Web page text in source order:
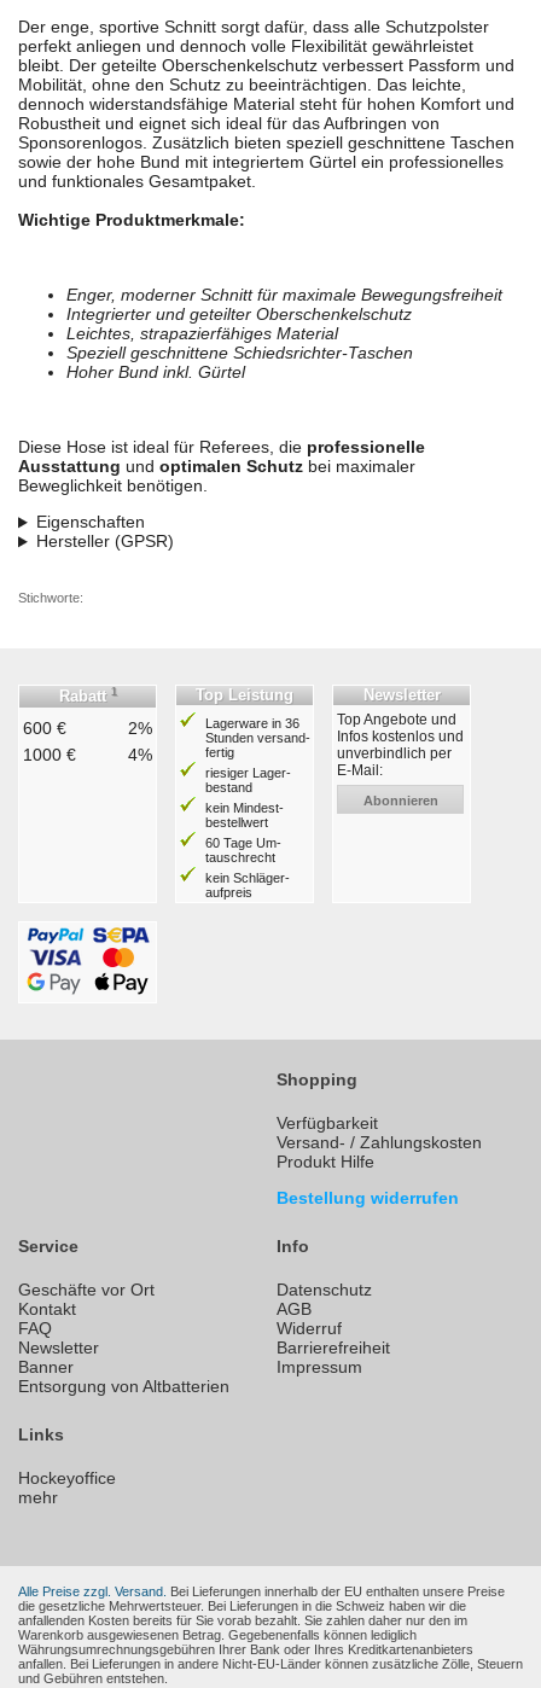
Der enge, sportive Schnitt sorgt dafür, dass alle Schutzpolster
perfekt anliegen und dennoch volle Flexibilität gewährleistet
bleibt. Der geteilte Oberschenkelschutz verbessert Passform und
Mobilität, ohne den Schutz zu beeinträchtigen. Das leichte,
dennoch widerstandsfähige Material steht für hohen Komfort und
Robustheit und eignet sich ideal für das Aufbringen von
Sponsorenlogos. Zusätzlich bieten speziell geschnittene Taschen
sowie der hohe Bund mit integriertem Gürtel ein professionelles
und funktionales Gesamtpaket.
Wichtige Produktmerkmale:
Enger, moderner Schnitt für maximale Bewegungsfreiheit
Integrierter und geteilter Oberschenkelschutz
Leichtes, strapazierfähiges Material
Speziell geschnittene Schiedsrichter-Taschen
Hoher Bund inkl. Gürtel
Diese Hose ist ideal für Referees, die professionelle
Ausstattung und optimalen Schutz bei maximaler
Beweglichkeit benötigen.
Eigenschaften
Hersteller (GPSR)
Stichworte:
Rabatt 1
600 €
2%
1000 €
4%
Top Leistung
Lagerware in 36
Stunden ver­sand­
fertig
riesiger Lager­
bestand
kein Mindest­
bestell­wert
60 Tage Um­
tausch­recht
kein Schläger­
aufpreis
Newsletter
Top Angebote und
Infos kostenlos und
unverbindlich per
E-Mail:
Abonnieren
Shopping
Verfügbarkeit
Versand- / Zahlungskosten
Produkt Hilfe
Bestellung widerrufen
Service
Geschäfte vor Ort
Kontakt
FAQ
Newsletter
Banner
Entsorgung von Altbatterien
Info
Datenschutz
AGB
Widerruf
Barrierefreiheit
Impressum
Links
Hockeyoffice
mehr
Alle Preise zzgl. Versand. Bei Lieferungen innerhalb der EU enthalten unsere Preise
die gesetzliche Mehrwertsteuer. Bei Lieferungen in die Schweiz haben wir die
anfallenden Kosten bereits für Sie vorab bezahlt. Sie zahlen daher nur den im
Warenkorb ausgewiesenen Betrag. Gegebenenfalls können lediglich
Währungsumrechnungsgebühren Ihrer Bank oder Ihres Kreditkartenanbieters
anfallen. Bei Lieferungen in andere Nicht-EU-Länder können zusätzliche Zölle, Steuern
und Gebühren entstehen.